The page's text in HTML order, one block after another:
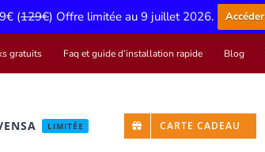
(129€) Offre limitée au 9 juillet 2026. Accéder
gratuits Faq et guide d’installation rapide Blog
LIMITÉE CARTE CADEAU